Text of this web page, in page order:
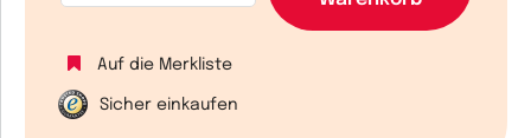
Auf die Merkliste
Sicher einkaufen